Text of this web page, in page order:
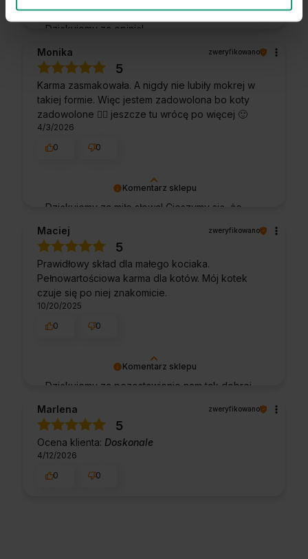
Komentarz sklepu
Dziękujemy za opinię!
Komentarz sklepu
Dziękujemy za miłe słowa! Cieszymy się, że
możemy zapewnić odpowiednią obsługę tak
świetnym klientom. Dziękujemy raz jeszcze!
Monika zweryfikowano
5
Karma zasmakowała. A nigdy nie lubiły mokrej w
takiej formie. Więc jestem zadowolona bo koty
zadowolone 👍🏼 jeszcze tu wrócę po więcej 🙂
4/3/2026
0
0
Komentarz sklepu
Dziękujemy za pozostawienie nam tak dobrej
klienta i Twoja recenzja potwierdza nasze
wysiłki - dziękujemy raz jeszcze i mamy
nadzieję - do szybkiego zobaczenia!
Maciej zweryfikowano
5
Prawidłowy skład dla małego kociaka.
Pełnowartościowa karma dla kotów. Mój kotek
czuje się po niej znakomicie.
10/20/2025
0
0
Marlena zweryfikowano
5
Ocena klienta: Doskonale
4/12/2026
0
0